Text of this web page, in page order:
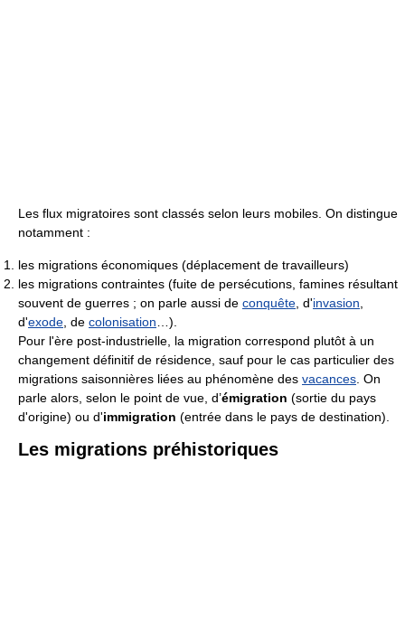
Les flux migratoires sont classés selon leurs mobiles. On distingue
notamment :
les migrations économiques (déplacement de travailleurs)
les migrations contraintes (fuite de persécutions, famines résultant
souvent de guerres ; on parle aussi de conquête , d'invasion
d'exode , de colonisation …).
Pour l'ère post-industrielle, la migration correspond plutôt à un
changement définitif de résidence, sauf pour le cas particulier des
migrations saisonnières liées au phénomène des vacances . On
parle alors, selon le point de vue, d’émigration (sortie du pays
d'origine) ou d'immigration (entrée dans le pays de destination).
Les migrations préhistoriques